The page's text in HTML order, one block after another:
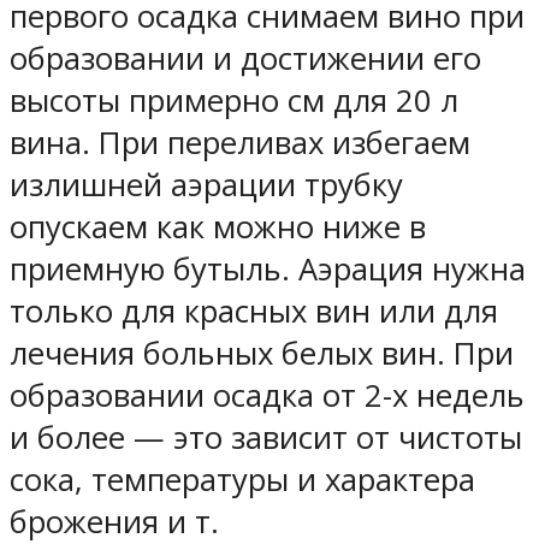
первого осадка снимаем вино при
образовании и достижении его
высоты примерно см для 20 л
вина. При переливах избегаем
излишней аэрации трубку
опускаем как можно ниже в
приемную бутыль. Аэрация нужна
только для красных вин или для
лечения больных белых вин. При
образовании осадка от 2-х недель
и более — это зависит от чистоты
сока, температуры и характера
брожения и т.